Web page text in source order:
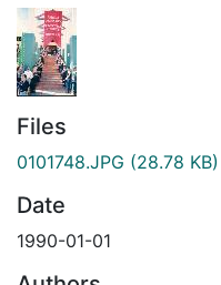
Files
0101748.JPG (28.78 KB)
Date
1990-01-01